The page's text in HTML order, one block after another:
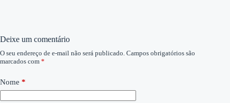
Deixe um comentário
O seu endereço de e-mail não será publicado. Campos obrigatórios são
marcados com *
Nome *